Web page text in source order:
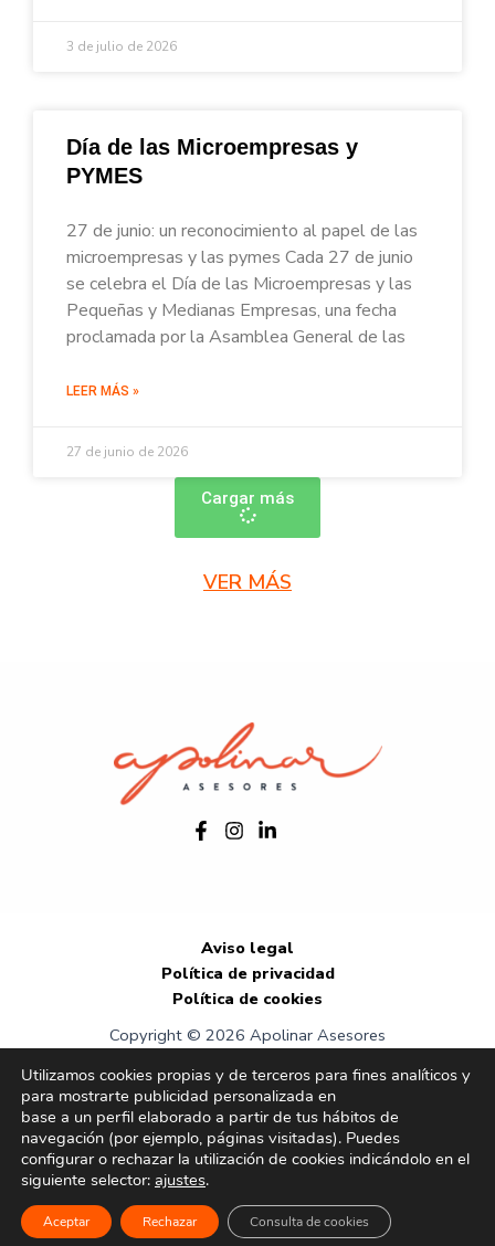
3 de julio de 2026
Día de las Microempresas y
PYMES
27 de junio: un reconocimiento al papel de las
microempresas y las pymes Cada 27 de junio
se celebra el Día de las Microempresas y las
Pequeñas y Medianas Empresas, una fecha
proclamada por la Asamblea General de las
LEER MÁS »
27 de junio de 2026
Cargar más
VER MÁS
Aviso legal
Política de privacidad
Política de cookies
Copyright © 2026 Apolinar Asesores
Utilizamos cookies propias y de terceros para fines analíticos y
para mostrarte publicidad personalizada en
base a un perfil elaborado a partir de tus hábitos de
navegación (por ejemplo, páginas visitadas). Puedes
configurar o rechazar la utilización de cookies indicándolo en el
siguiente selector: ajustes.
Aceptar Rechazar Consulta de cookies